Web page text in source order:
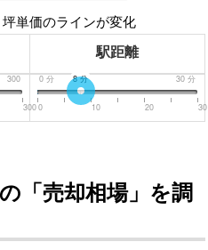
単価のラインが変化
駅距離
300
300
0 分 30 分
8分
0 10 20 30
「売却相場」を調